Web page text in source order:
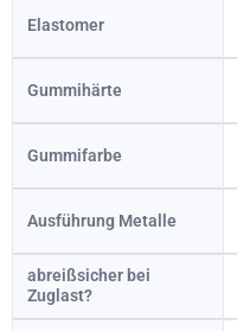
Elastomer
Gummihärte
Gummifarbe
Ausführung Metalle
abreißsicher bei
Zuglast?